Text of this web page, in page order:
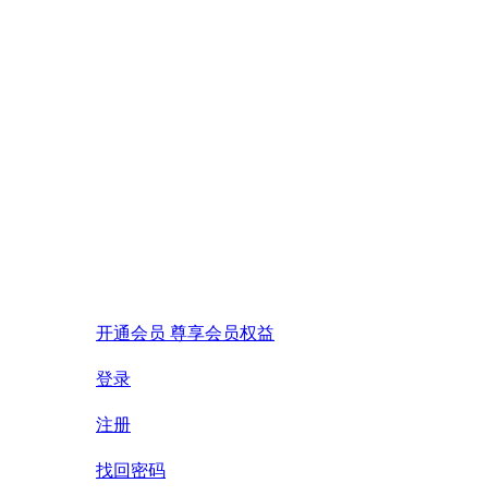
开通会员 尊享会员权益
登录
注册
找回密码